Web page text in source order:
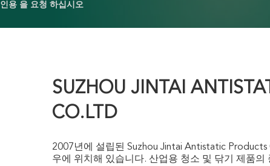
인용 을 요청 하십시오
SUZHOU JINTAI
CO.LTD
2007년에 설립된 Suzhou Jintai Antistatic
우에 위치해 있습니다. 산업용 청소 및 닦기 제품의